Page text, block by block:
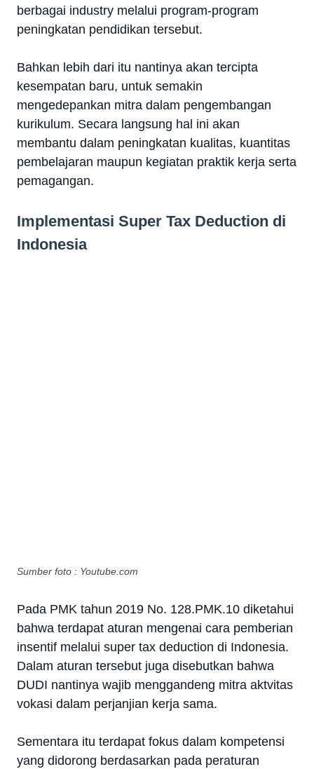
berbagai industry melalui program-program
peningkatan pendidikan tersebut.
Bahkan lebih dari itu nantinya akan tercipta
kesempatan baru, untuk semakin
mengedepankan mitra dalam pengembangan
kurikulum. Secara langsung hal ini akan
membantu dalam peningkatan kualitas, kuantitas
pembelajaran maupun kegiatan praktik kerja serta
pemagangan.
Implementasi Super Tax Deduction di
Indonesia
Sumber foto : Youtube.com
Pada PMK tahun 2019 No. 128.PMK.10 diketahui
bahwa terdapat aturan mengenai cara pemberian
insentif melalui super tax deduction di Indonesia.
Dalam aturan tersebut juga disebutkan bahwa
DUDI nantinya wajib menggandeng mitra aktvitas
vokasi dalam perjanjian kerja sama.
Sementara itu terdapat fokus dalam kompetensi
yang didorong berdasarkan pada peraturan